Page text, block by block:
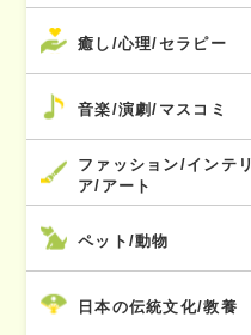
癒し/心理/セラピー
音楽/演劇/マスコミ
ファッション/インテリ
ア/アート
ペット/動物
日本の伝統文化/教養